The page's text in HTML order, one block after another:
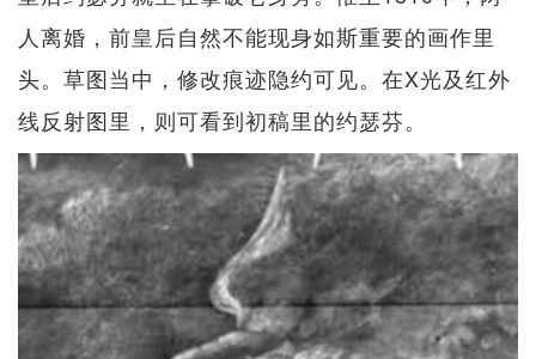
人离婚，前皇后自然不能现身如斯重要的画作里
头。草图当中，修改痕迹隐约可见。在X光及红外
线反射图里，则可看到初稿里的约瑟芬。